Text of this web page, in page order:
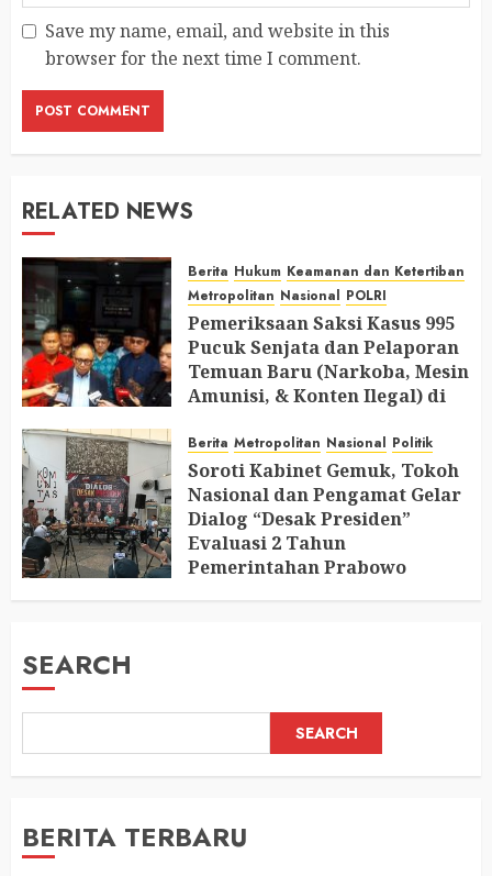
Save my name, email, and website in this
browser for the next time I comment.
RELATED NEWS
Berita Hukum Keamanan dan Ketertiban
Metropolitan Nasional POLRI
Pemeriksaan Saksi Kasus 995
Pucuk Senjata dan Pelaporan
Temuan Baru (Narkoba, Mesin
Amunisi, & Konten Ilegal) di
AUGUST 6, 2026 0
Berita Metropolitan Nasional Politik
Soroti Kabinet Gemuk, Tokoh
Nasional dan Pengamat Gelar
Dialog “Desak Presiden”
Evaluasi 2 Tahun
Pemerintahan Prabowo
SEARCH
SEARCH
BERITA TERBARU